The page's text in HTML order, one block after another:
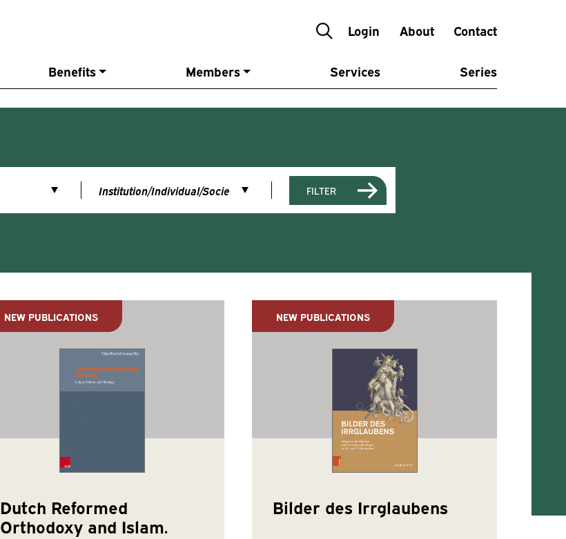
Login About Contact
Benefits Members Services Series
FILTER
NEW PUBLICATIONS
Dutch Reformed
Orthodoxy and Islam.
NEW PUBLICATIONS
Bilder des Irrglaubens